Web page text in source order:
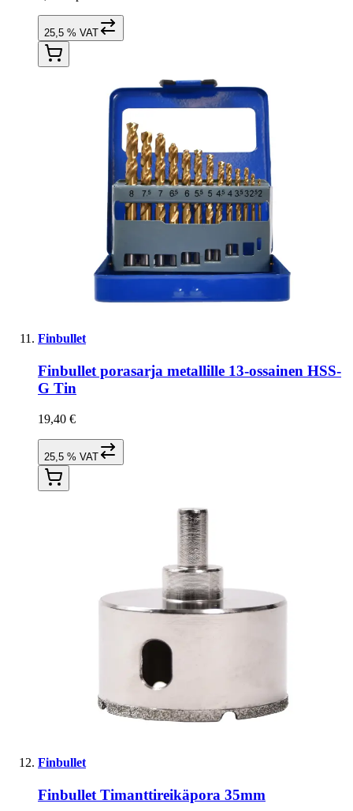
25,5 % VAT
Finbullet
Finbullet porasarja metallille 13-ossainen HSS-
G Tin
19,40 €
25,5 % VAT
Finbullet
Finbullet Timanttireikäpora 35mm